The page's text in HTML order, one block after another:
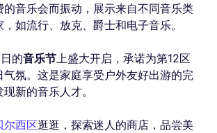
的音乐会而振动，展示来自不同音乐类
如流行、放克、爵士和电子音乐。
的音乐节上盛大开启，承诺为第12区
气氛。这是家庭享受户外友好出游的完
新的音乐人才。
尔西区逛逛，探索迷人的商店，品尝美